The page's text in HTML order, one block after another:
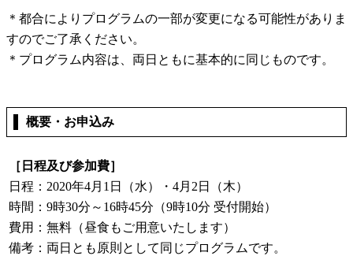
＊都合によりプログラムの一部が変更になる可能性がありま
すのでご了承ください。
＊プログラム内容は、両日ともに基本的に同じものです。
概要・お申込み
［日程及び参加費］
日程：2020年4月1日（水）・4月2日（木）
時間：9時30分～16時45分（9時10分 受付開始）
費用：無料（昼食もご用意いたします）
備考：両日とも原則として同じプログラムです。